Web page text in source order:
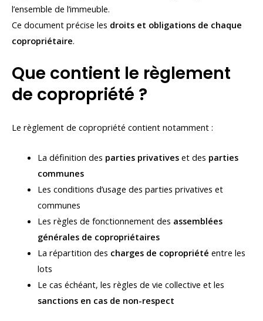
l’ensemble de l’immeuble.
Ce document précise les droits et obligations de chaque
copropriétaire.
Que contient le règlement
de copropriété ?
Le règlement de copropriété contient notamment :
La définition des parties privativeset des parties
communes
Les conditions d’usage des parties privatives et
communes
Les règles de fonctionnement des assemblées
générales de copropriétaires
La répartition des charges de copropriété entre les
lots
Le cas échéant, les règles de vie collective et les
sanctions en cas de non-respect